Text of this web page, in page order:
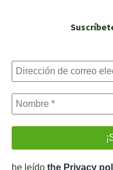
he leído the Privacy